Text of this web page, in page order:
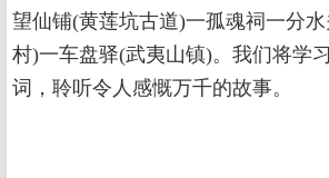
望仙铺(黄莲坑古道)一孤魂祠一分
村)一车盘驿(武夷山镇)。我们将学
词，聆听令人感慨万千的故事。